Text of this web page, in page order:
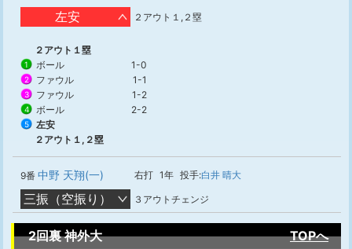
左安 ２アウト１,２塁
２アウト１塁
1 ボール 1-0
2 ファウル 1-1
3 ファウル 1-2
4 ボール 2-2
5
左安
２アウト１,２塁
9番 中野 天翔(一) 右打 1年 投手:白井 晴大
三振（空振り） ３アウトチェンジ
2回裏 神外大 TOPへ